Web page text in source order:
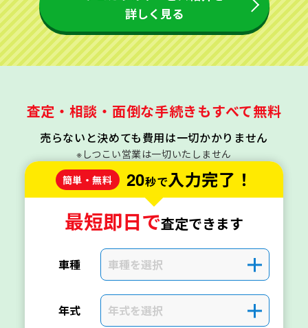
詳しく見る
査定・相談・面倒な手続きもすべて無料
売らないと決めても費用は一切かかりません
※しつこい営業は一切いたしません
簡単・無料
20秒で入力完了！
最短即日で査定できます
車種 車種を選択 ＋
年式 年式を選択 ＋